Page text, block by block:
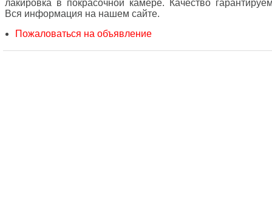
лакировка в покрасочной камере. Качество
Вся информация на нашем сайте.
Пожаловаться на объявление